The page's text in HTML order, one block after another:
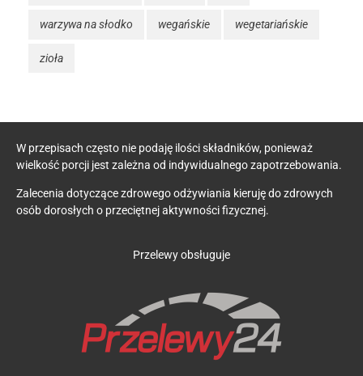
warzywa na słodko wegańskie wegetariańskie
zioła
W przepisach często nie podaję ilości składników, ponieważ
wielkość porcji jest zależna od indywidualnego zapotrzebowania.
Zalecenia dotyczące zdrowego odżywiania kieruję do zdrowych
osób dorosłych o przeciętnej aktywności fizycznej.
Przelewy obsługuje